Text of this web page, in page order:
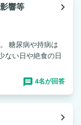
響等
navigate_next
糖尿病や持病は
ない日や絶食の日
4名が回答
navigate_next